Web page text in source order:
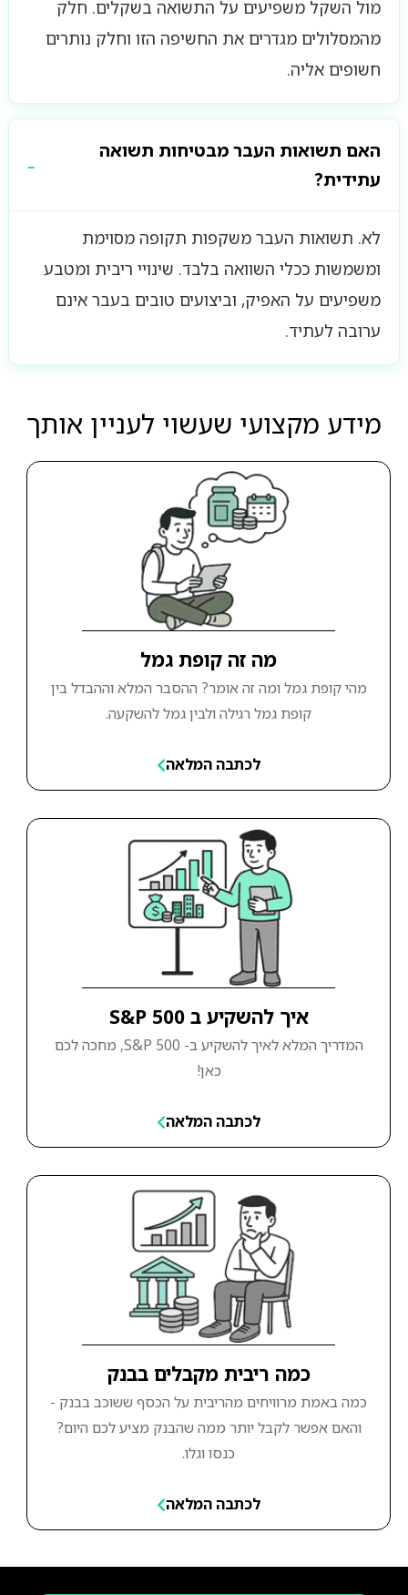
מול השקל משפיעים על התשואה בשקלים. חלק
מהמסלולים מגדרים את החשיפה הזו וחלק נותרים
חשופים אליה.
האם תשואות העבר מבטיחות תשואה
עתידית?
לא. תשואות העבר משקפות תקופה מסוימת
ומשמשות ככלי השוואה בלבד. שינויי ריבית ומטבע
משפיעים על האפיק, וביצועים טובים בעבר אינם
ערובה לעתיד.
מידע מקצועי שעשוי לעניין אותך
מה זה קופת גמל
מהי קופת גמל ומה זה אומר? ההסבר המלא וההבדל בין
קופת גמל רגילה ולבין גמל להשקעה.
לכתבה המלאה
איך להשקיע ב S&P 500
המדריך המלא לאיך להשקיע ב- S&P 500, מחכה לכם
כאן!
לכתבה המלאה
כמה ריבית מקבלים בבנק
כמה באמת מרוויחים מהריבית על הכסף ששוכב בבנק -
והאם אפשר לקבל יותר ממה שהבנק מציע לכם היום?
כנסו וגלו.
לכתבה המלאה